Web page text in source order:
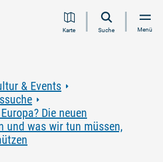
Inhalt
Navigation
Volltextsuche
FooterKarte Suche Menü
& Events
Die neuen
und was wir tun müssen,